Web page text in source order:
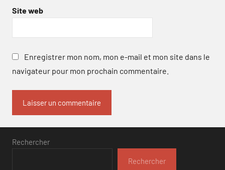
Site web
Enregistrer mon nom, mon e-mail et mon site dans le
navigateur pour mon prochain commentaire.
Rechercher
Rechercher